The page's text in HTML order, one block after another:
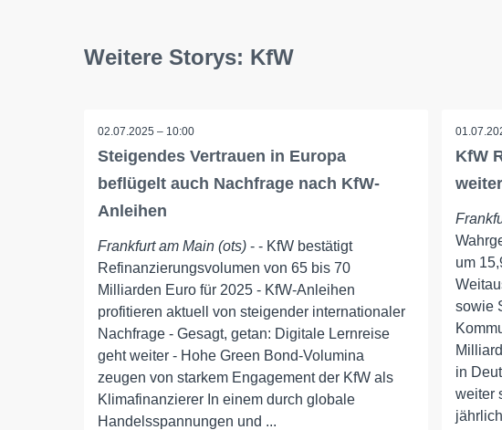
Weitere Storys: KfW
02.07.2025 – 10:00
Steigendes Vertrauen in Europa
beflügelt auch Nachfrage nach KfW-
Anleihen
Frankfurt am Main (ots) - - KfW bestätigt
Refinanzierungsvolumen von 65 bis 70
Milliarden Euro für 2025 - KfW-Anleihen
profitieren aktuell von steigender internationaler
Nachfrage - Gesagt, getan: Digitale Lernreise
geht weiter - Hohe Green Bond-Volumina
zeugen von starkem Engagement der KfW als
Klimafinanzierer In einem durch globale
Handelsspannungen und ...
KfW
um
sowie
in
weiter